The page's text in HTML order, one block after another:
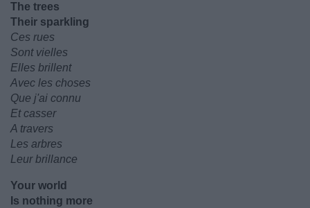
The trees
Their sparkling
Ces rues
Sont vielles
Elles brillent
Avec les choses
Que j'ai connu
Et casser
A travers
Les arbres
Leur brillance
Your world
Is nothing more